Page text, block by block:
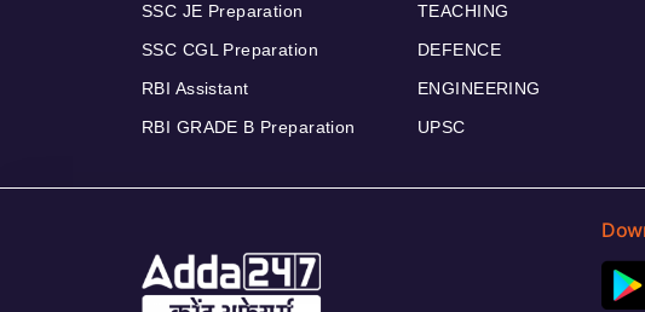
SSC JE Preparation
SSC CGL Preparation
RBI Assistant
RBI GRADE B Preparation
TEACHING
DEFENCE
ENGINEERING
UPSC